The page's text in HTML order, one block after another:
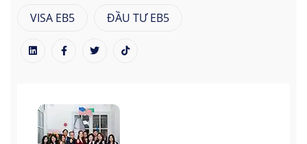
VISA EB5 ĐẦU TƯ EB5